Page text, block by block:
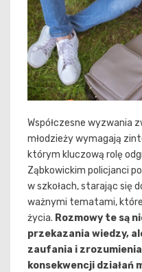
Współczesne wyzwania
młodzieży wymagają
którym kluczową rolę
Ząbkowickim policjanci
w szkołach, starając się
ważnymi tematami,
życia. Rozmowy te są
przekazania wiedzy,
zaufania i
konsekwencji działań